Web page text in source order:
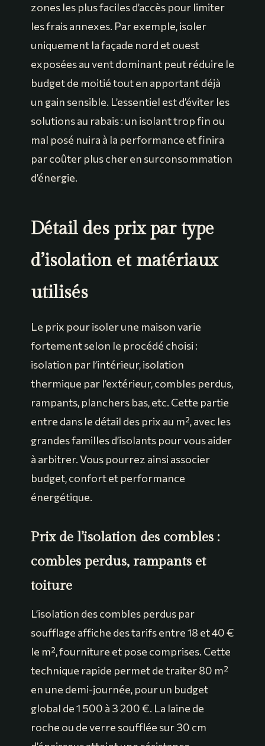
zones les plus faciles d’accès pour limiter
les frais annexes. Par exemple, isoler
uniquement la façade nord et ouest
exposées au vent dominant peut réduire le
budget de moitié tout en apportant déjà
un gain sensible. L’essentiel est d’éviter les
solutions au rabais : un isolant trop fin ou
mal posé nuira à la performance et finira
par coûter plus cher en surconsommation
d’énergie.
Détail des prix par type
d’isolation et matériaux
utilisés
Le prix pour isoler une maison varie
fortement selon le procédé choisi :
isolation par l’intérieur, isolation
thermique par l’extérieur, combles perdus,
rampants, planchers bas, etc. Cette partie
entre dans le détail des prix au m², avec les
grandes familles d’isolants pour vous aider
à arbitrer. Vous pourrez ainsi associer
budget, confort et performance
énergétique.
Prix de l’isolation des combles :
combles perdus, rampants et
toiture
L’isolation des combles perdus par
soufflage affiche des tarifs entre 18 et 40 €
le m², fourniture et pose comprises. Cette
technique rapide permet de traiter 80 m²
en une demi-journée, pour un budget
global de 1 500 à 3 200 €. La laine de
roche ou de verre soufflée sur 30 cm